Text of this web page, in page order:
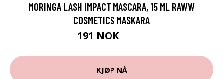
MORINGA LASH IMPACT MASCARA, 15 ML RAWW
COSMETICS MASKARA
191 NOK
KJØP NÅ